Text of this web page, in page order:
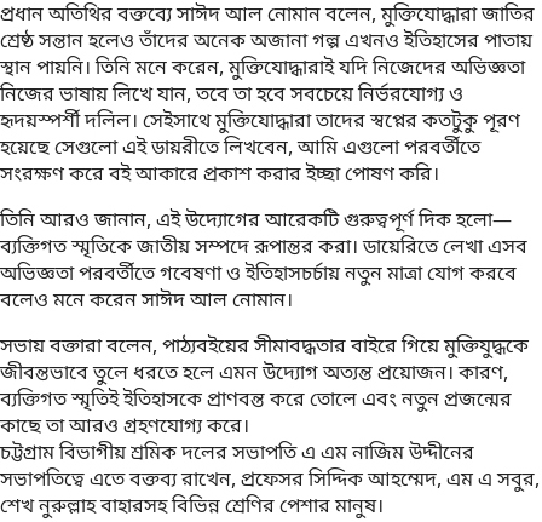
প্রধান অতিথির বক্তব্যে সাঈদ আল নোমান বলেন, মুক্তিযোদ্ধারা জাতির
শ্রেষ্ঠ সন্তান হলেও তাঁদের অনেক অজানা গল্প এখনও ইতিহাসের পাতায়
স্থান পায়নি। তিনি মনে করেন, মুক্তিযোদ্ধারাই যদি নিজেদের অভিজ্ঞতা
নিজের ভাষায় লিখে যান, তবে তা হবে সবচেয়ে নির্ভরযোগ্য ও
হৃদয়স্পর্শী দলিল। সেইসাথে মুক্তিযোদ্ধারা তাদের স্বপ্নের কতটুকু পূরণ
হয়েছে সেগুলো এই ডায়রীতে লিখবেন, আমি এগুলো পরবর্তীতে
সংরক্ষণ করে বই আকারে প্রকাশ করার ইচ্ছা পোষণ করি।
তিনি আরও জানান, এই উদ্যোগের আরেকটি গুরুত্বপূর্ণ দিক হলো—
ব্যক্তিগত স্মৃতিকে জাতীয় সম্পদে রূপান্তর করা। ডায়েরিতে লেখা এসব
অভিজ্ঞতা পরবর্তীতে গবেষণা ও ইতিহাসচর্চায় নতুন মাত্রা যোগ করবে
বলেও মনে করেন সাঈদ আল নোমান।
সভায় বক্তারা বলেন, পাঠ্যবইয়ের সীমাবদ্ধতার বাইরে গিয়ে মুক্তিযুদ্ধকে
জীবন্তভাবে তুলে ধরতে হলে এমন উদ্যোগ অত্যন্ত প্রয়োজন। কারণ,
ব্যক্তিগত স্মৃতিই ইতিহাসকে প্রাণবন্ত করে তোলে এবং নতুন প্রজন্মের
কাছে তা আরও গ্রহণযোগ্য করে।
চট্টগ্রাম বিভাগীয় শ্রমিক দলের সভাপতি এ এম নাজিম উদ্দীনের
সভাপতিত্বে এতে বক্তব্য রাখেন, প্রফেসর সিদ্দিক আহম্মেদ, এম এ সবুর,
শেখ নুরুল্লাহ বাহারসহ বিভিন্ন শ্রেণির পেশার মানুষ।